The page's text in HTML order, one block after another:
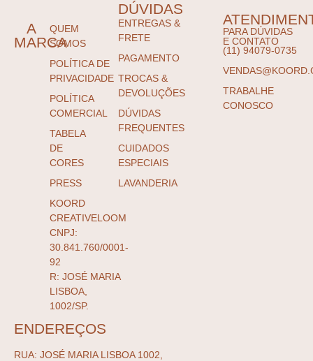
A
MARCA
QUEM
SOMOS
POLÍTICA DE
PRIVACIDADE
POLÍTICA
COMERCIAL
TABELA
DE
CORES
PRESS
KOORD
CREATIVELOOM
CNPJ:
30.841.760/0001-
92
R: JOSÉ MARIA
LISBOA,
1002/SP.
DÚVIDAS
ENTREGAS &
FRETE
PAGAMENTO
TROCAS &
DEVOLUÇÕES
DÚVIDAS
FREQUENTES
CUIDADOS
ESPECIAIS
LAVANDERIA
PARA DÚVIDAS
E CONTATO
(11) 94079-0735
TRABALHE
CONOSCO
ENDEREÇOS
RUA: JOSÉ MARIA LISBOA 1002,